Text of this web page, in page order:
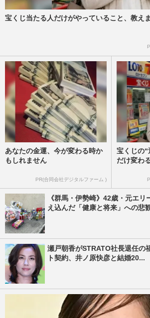
宝くじ当たる人だけがやっていること、教え
あなたの金運、今が変わる時か
もしれません
PR(合同会社デジタルファーム )
宝くじの“
だけ変わ
《群馬・伊勢崎》42歳・元エ
え込んだ「健康と将来」への悲
瀬戸朝香がSTRATO社長退任の
ト契約、井ノ原快彦と結婚20...